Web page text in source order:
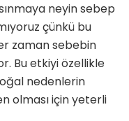
neyin sebep
çünkü bu
zaman sebebin
Bu etkiyi özellikle
nedenlerin
olması için yeterli